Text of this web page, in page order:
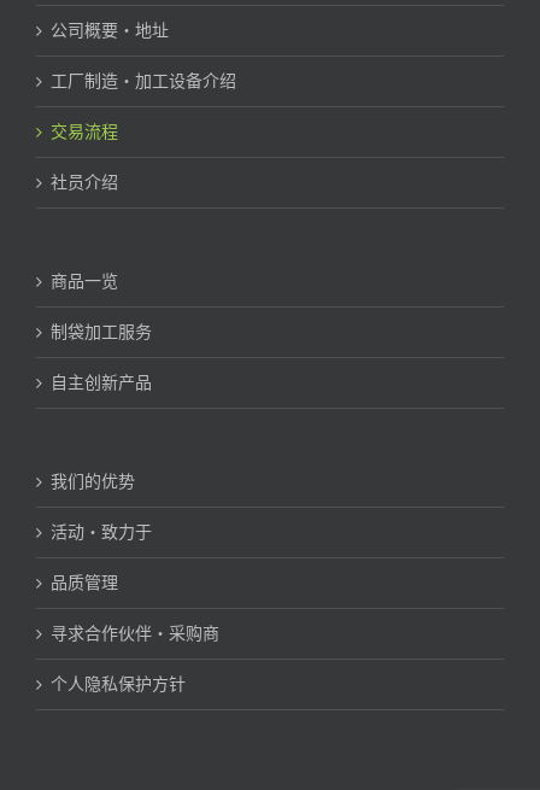
公司概要・地址
工厂制造・加工设备介绍
交易流程
社员介绍
商品一览
制袋加工服务
自主创新产品
我们的优势
活动・致力于
品质管理
寻求合作伙伴・采购商
个人隐私保护方针